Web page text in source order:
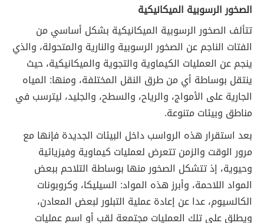
الصخور الرسوبية الميكانيكية
تتألف الصخور الرسوبية الميكانيكية بشكل أساسي من
الفتات الناجم عن الصخور الرسوبية والنارية والمتحولة، والذي
ينجم عن العمليات الكيماوية والتجوية والميكانيكية، حيث
ينتقل بوساطة أي من طرق النقل المختلفة، ومنها: المياه
الجارية على الأمواج، والرياح، والسطح، والجليد، ليترسب في
مناطق وبيئات متنوعة.
بعد استقرار هذه الرواسب داخل البيئات الجديدة فإنها مع
مرور الوقت والزمن تتعرض لعمليات كيماوية وفيزيائية
وحيوية، إذ تتشكل الصخور منها بوساطة التلاحم ببعض
المواد اللاحمة، وأبرز هذه المواد: السيليكا، وكروبونات
الكالسيوم، عدا عن إعادة عملية التبلور لبعض المعادن،
ويطلق على تلك العمليات مجتمعة لقب أو اسم عمليات